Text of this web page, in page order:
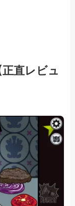
直レビュ